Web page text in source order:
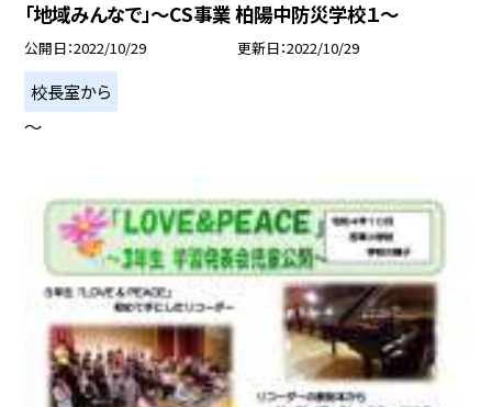
「地域みんなで」〜CS事業 柏陽中防災学校１〜
公開日 2022/10/29 更新日 2022/10/29
校長室から
〜